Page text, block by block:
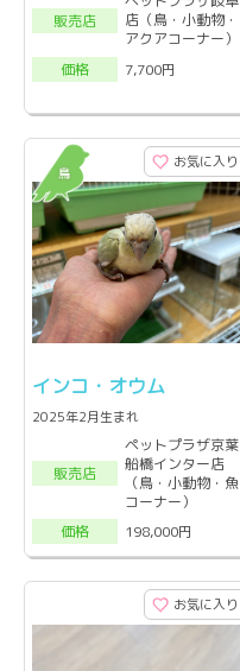
販売店
店（鳥・小動物・
アクアコーナー）
価格
7,700円
お気に入り
インコ・オウム
2025年2月生まれ
販売店
ペットプラザ京葉
船橋インター店
（鳥・小動物・魚
コーナー）
価格
198,000円
お気に入り